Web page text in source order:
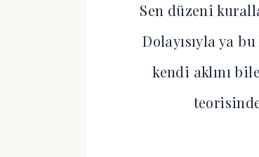
Sen düzeni
Dolayısıyla ya
kendi aklını